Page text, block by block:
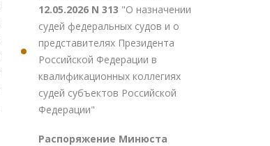
12.05.2026 N 313 "О назначении
судей федеральных судов и о
представителях Президента
Российской Федерации в
квалификационных коллегиях
судей субъектов Российской
Федерации"
Распоряжение Минюста